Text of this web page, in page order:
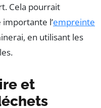
Cela pourrait
l’empreinte
en utilisant les
et